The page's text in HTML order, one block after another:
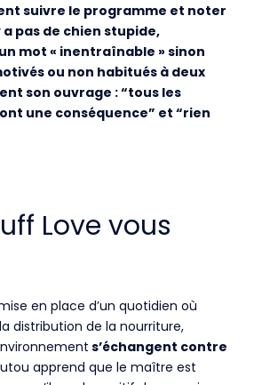
suivre le programme et noter
a pas de chien stupide,
mot « inentraînable » sinon
ou non habitués à deux
son ouvrage : “tous les
une conséquence” et “rien
Love vous
en place d’un quotidien où
distribution de la nourriture,
s’échangent contre
apprend que le maître est